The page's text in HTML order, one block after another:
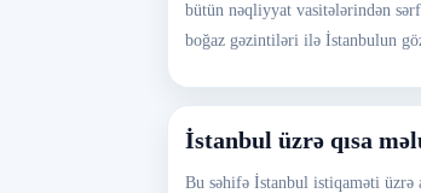
bütün nəqliyyat vasitələrindən
boğaz gəzintiləri ilə İstanbulun
İstanbul üzrə qısa
Bu səhifə İstanbul istiqaməti üzrə